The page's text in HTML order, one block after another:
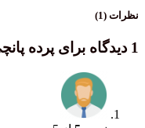
پرده پانچی مخمل